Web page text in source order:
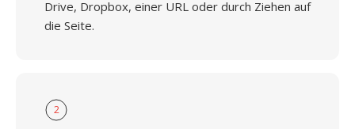
Drive, Dropbox, einer URL oder durch Ziehen auf
die Seite.
2